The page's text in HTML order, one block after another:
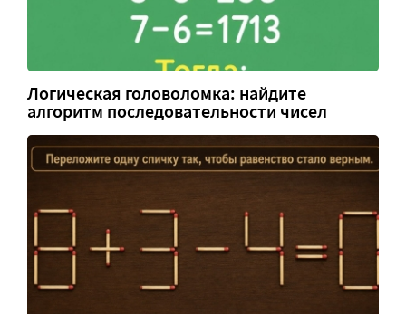
Логическая головоломка: найдите
алгоритм последовательности чисел